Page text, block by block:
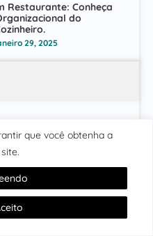
que você obtenha a
Restaurante: Conheça
do
29, 2025
Delivery